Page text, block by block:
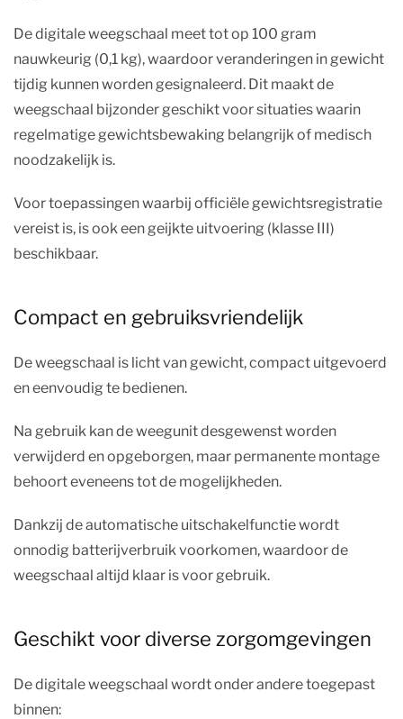
De digitale weegschaal meet tot op 100 gram
nauwkeurig (0,1 kg), waardoor veranderingen in gewicht
tijdig kunnen worden gesignaleerd. Dit maakt de
weegschaal bijzonder geschikt voor situaties waarin
regelmatige gewichtsbewaking belangrijk of medisch
noodzakelijk is.
Voor toepassingen waarbij officiële gewichtsregistratie
vereist is, is ook een geijkte uitvoering (klasse III)
beschikbaar.
Compact en gebruiksvriendelijk
De weegschaal is licht van gewicht, compact uitgevoerd
en eenvoudig te bedienen.
Na gebruik kan de weegunit desgewenst worden
verwijderd en opgeborgen, maar permanente montage
behoort eveneens tot de mogelijkheden.
Dankzij de automatische uitschakelfunctie wordt
onnodig batterijverbruik voorkomen, waardoor de
weegschaal altijd klaar is voor gebruik.
Geschikt voor diverse zorgomgevingen
De digitale weegschaal wordt onder andere toegepast
binnen: